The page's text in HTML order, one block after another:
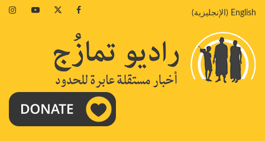
إلىEnglish
( الإنجليزية)
Facebook
Twitter
Youtube